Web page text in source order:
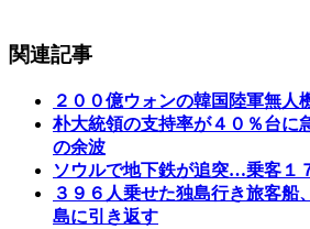
関連記事
２００億ウォンの韓国陸軍無人
朴大統領の支持率が４０％台
の余波
ソウルで地下鉄が追突…乗客１
３９６人乗せた独島行き旅客
島に引き返す